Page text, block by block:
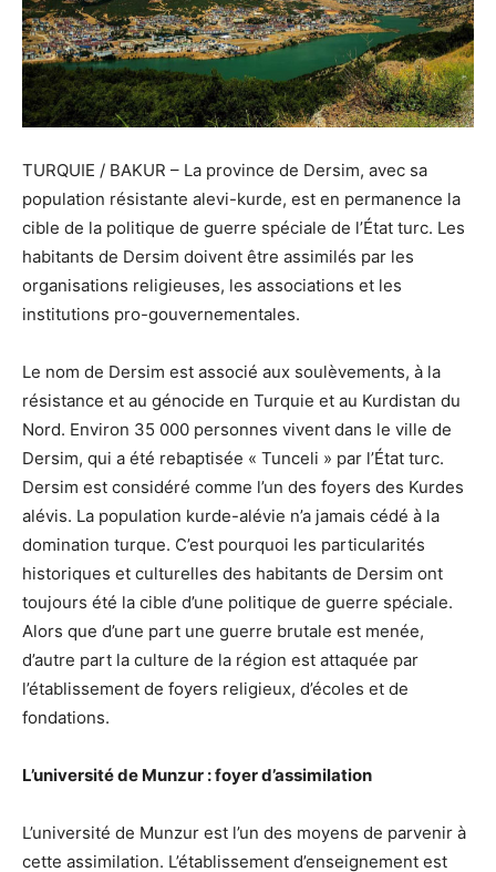
TURQUIE / BAKUR – La province de Dersim, avec sa
population résistante alevi-kurde, est en permanence la
cible de la politique de guerre spéciale de l’État turc. Les
habitants de Dersim doivent être assimilés par les
organisations religieuses, les associations et les
institutions pro-gouvernementales.
Le nom de Dersim est associé aux soulèvements, à la
résistance et au génocide en Turquie et au Kurdistan du
Nord. Environ 35 000 personnes vivent dans le ville de
Dersim, qui a été rebaptisée « Tunceli » par l’État turc.
Dersim est considéré comme l’un des foyers des Kurdes
alévis. La population kurde-alévie n’a jamais cédé à la
domination turque. C’est pourquoi les particularités
historiques et culturelles des habitants de Dersim ont
toujours été la cible d’une politique de guerre spéciale.
Alors que d’une part une guerre brutale est menée,
d’autre part la culture de la région est attaquée par
l’établissement de foyers religieux, d’écoles et de
fondations.
L’université de Munzur : foyer d’assimilation
L’université de Munzur est l’un des moyens de parvenir à
cette assimilation. L’établissement d’enseignement est